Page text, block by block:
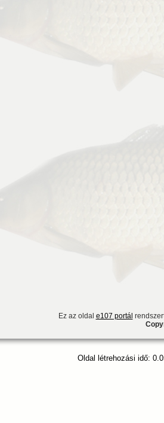
Ez az oldal e107 portál
Oldal létrehozási idő: